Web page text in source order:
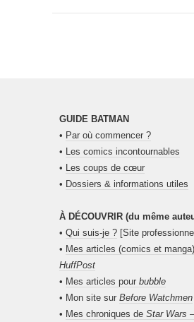
GUIDE BATMAN
• Par où commencer ?
• Les comics incontournables
• Les coups de cœur
• Dossiers & informations utiles
À DÉCOUVRIR (du même
• Qui suis-je ? [Site
• Mes articles (comics et
HuffPost
• Mes articles pour bubble
• Mon site sur Before Watchmen
• Mes chroniques de Star Wars